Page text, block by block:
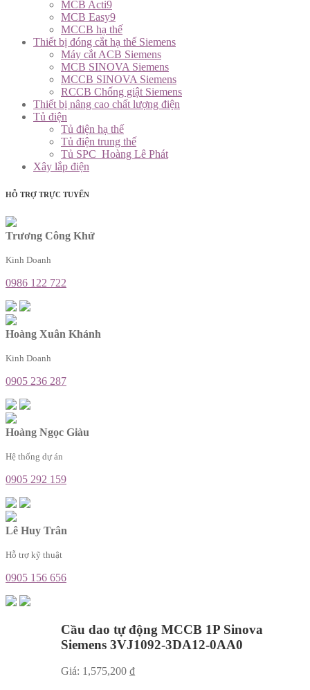
MCB Acti9
MCB Easy9
MCCB hạ thế
Thiết bị đóng cắt hạ thế Siemens
Máy cắt ACB Siemens
MCB SINOVA Siemens
MCCB SINOVA Siemens
RCCB Chống giật Siemens
Thiết bị nâng cao chất lượng điện
Tủ điện
Tủ điện hạ thế
Tủ điện trung thế
Tủ SPC_Hoàng Lê Phát
Xây lắp điện
HỖ TRỢ TRỰC TUYẾN
Trương Công Khứ
Kinh Doanh
0986 122 722
Hoàng Xuân Khánh
Kinh Doanh
0905 236 287
Hoàng Ngọc Giàu
Hệ thống dự án
0905 292 159
Lê Huy Trân
Hỗ trợ kỹ thuật
0905 156 656
Cầu dao tự động MCCB 1P Sinova
Siemens 3VJ1092-3DA12-0AA0
Giá: 1,575,200 ₫